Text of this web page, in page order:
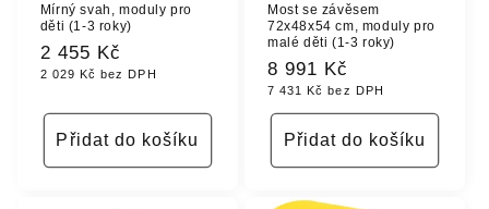
Mírný svah, moduly pro
děti (1-3 roky)
Běžná
cena
2 455 Kč
2 029 Kč bez DPH
Přidat do košíku
Most se závěsem
72x48x54 cm, moduly pro
malé děti (1-3 roky)
Běžná
cena
8 991 Kč
7 431 Kč bez DPH
Přidat do košíku